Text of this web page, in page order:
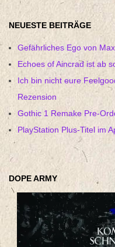
NEUESTE BEITRÄGE
Gefährliches Ego von
Echoes of Aincrad ist ab
Ich bin nicht eure
Rezension
Gothic 1 Remake Pre-
PlayStation Plus-Titel im
DOPE ARMY